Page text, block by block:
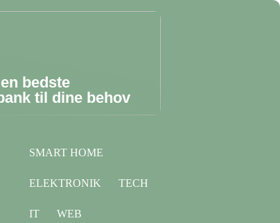
bedste
til dine behov
SMART HOME
ELEKTRONIK TECH
IT WEB